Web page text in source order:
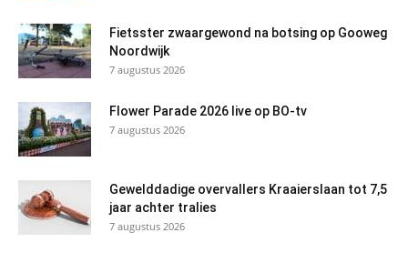
Fietsster zwaargewond na botsing op Gooweg
Noordwijk
7 augustus 2026
Flower Parade 2026 live op BO-tv
7 augustus 2026
Gewelddadige overvallers Kraaierslaan tot 7,5
jaar achter tralies
7 augustus 2026